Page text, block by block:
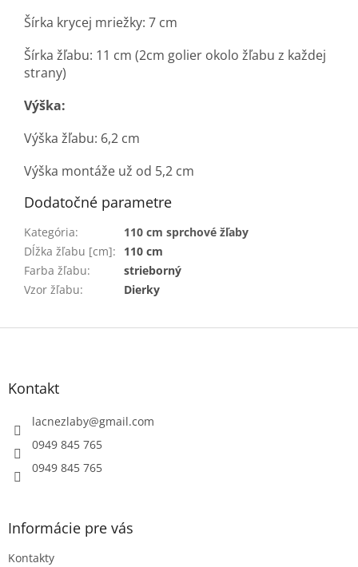
Šírka krycej mriežky: 7 cm
Šírka žľabu: 11 cm (2cm golier okolo žľabu z každej
strany)
Výška:
Výška žľabu: 6,2 cm
Výška montáže už od 5,2 cm
Dodatočné parametre
Kategória:
110 cm sprchové žľaby
Dĺžka žľabu [cm]:
110 cm
Farba žľabu:
strieborný
Vzor žľabu: Dierky
Z
Kontakt
lacnezlaby@gmail.com
0949 845 765
0949 845 765
Informácie pre vás
Kontakty